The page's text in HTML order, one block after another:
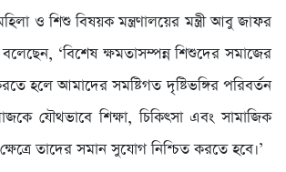
ও শিশু বিষয়ক মন্ত্রণালয়ের মন্ত্রী আবু জাফর
‘বিশেষ ক্ষমতাসম্পন্ন শিশুদের সমাজের
হলে আমাদের সমষ্টিগত দৃষ্টিভঙ্গির পরিবর্তন
যৌথভাবে শিক্ষা, চিকিৎসা এবং সামাজিক
তাদের সমান সুযোগ নিশ্চিত করতে হবে।’